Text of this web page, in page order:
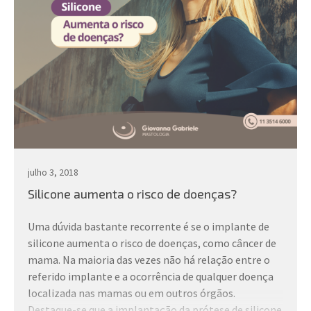
julho 3, 2018
Silicone aumenta o risco de doenças?
Uma dúvida bastante recorrente é se o implante de
silicone aumenta o risco de doenças, como câncer de
mama. Na maioria das vezes não há relação entre o
referido implante e a ocorrência de qualquer doença
localizada nas mamas ou em outros órgãos.